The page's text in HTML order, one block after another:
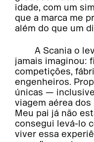
idade, com um
que a marca me
além do que um
A Scania o
jamais imaginou:
competições,
engenheiros.
únicas —
viagem aérea
Meu pai já não
consegui levá-lo
viver essa